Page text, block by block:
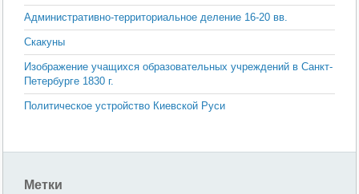
Административно-территориальное деление 16-20 вв.
Скакуны
Изображение учащихся образовательных учреждений в Санкт-
Петербурге 1830 г.
Политическое устройство Киевской Руси
Метки